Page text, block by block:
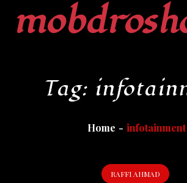
Tag:
Home infotainment
RAFFI AHMAD